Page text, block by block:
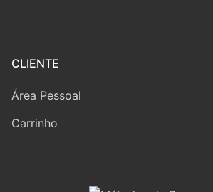
CLIENTE
Área Pessoal
Carrinho